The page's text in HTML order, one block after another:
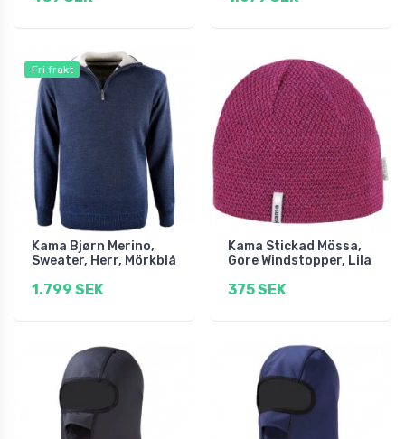
Fri frakt
Kama Bjørn Merino,
Sweater, Herr, Mörkblå
1.799 SEK
Kama Stickad Mössa,
Gore Windstopper, Lila
375 SEK